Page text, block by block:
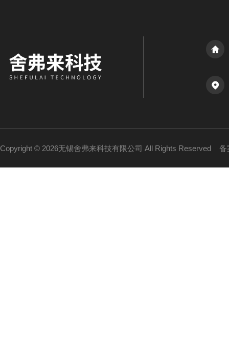
Copyright © 2026无锡舍弗来科技有限公司 All Rights Reserved 备